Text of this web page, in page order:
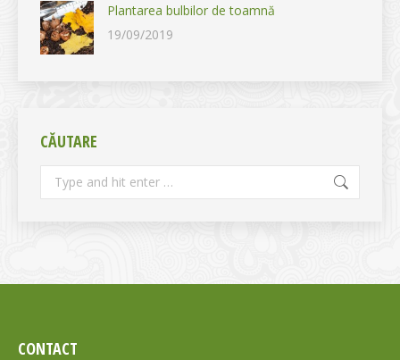
Plantarea bulbilor de toamnă
19/09/2019
CĂUTARE
Search:
CONTACT